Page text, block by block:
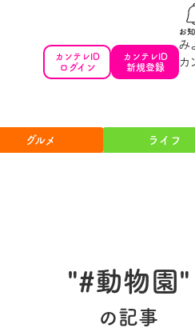
カンテレID
ログイン
カンテレID
新規登録
み
カ
グルメ ライフ
"#動物園"
の記事